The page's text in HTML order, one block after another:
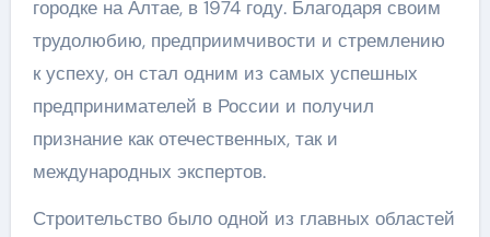
городке на Алтае, в 1974 году. Благодаря своим
трудолюбию, предприимчивости и стремлению
к успеху, он стал одним из самых успешных
предпринимателей в России и получил
признание как отечественных, так и
международных экспертов.
Строительство было одной из главных областей